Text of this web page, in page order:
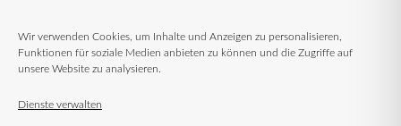
Wir verwenden Cookies, um Inhalte und Anzeigen zu personalisieren,
Funktionen für soziale Medien anbieten zu können und die Zugriffe auf
unsere Website zu analysieren.
Dienste verwalten